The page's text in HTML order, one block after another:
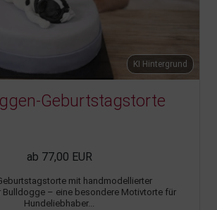
KI Hintergrund
Geburtstagstorte
ab 77,00 EUR
mit handmodellierter
Bulldogge – eine besondere Motivtorte für
Hundeliebhaber...